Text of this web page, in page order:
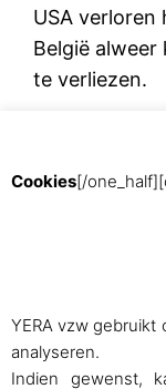
USA verloren
België
te verliezen.
Cookies[/
YERA vzw
analyseren.
Indien gewenst,